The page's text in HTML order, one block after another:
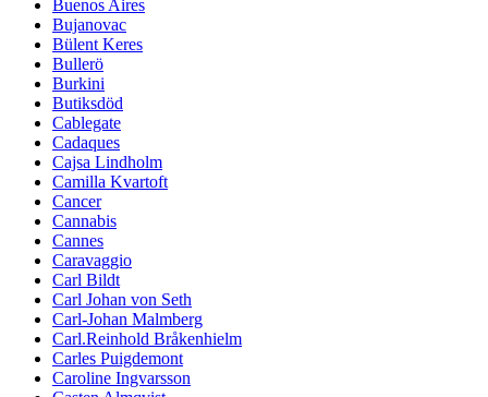
Buenos Aires
Bujanovac
Bülent Keres
Bullerö
Burkini
Butiksdöd
Cablegate
Cadaques
Cajsa Lindholm
Camilla Kvartoft
Cancer
Cannabis
Cannes
Caravaggio
Carl Bildt
Carl Johan von Seth
Carl-Johan Malmberg
Carl.Reinhold Bråkenhielm
Carles Puigdemont
Caroline Ingvarsson